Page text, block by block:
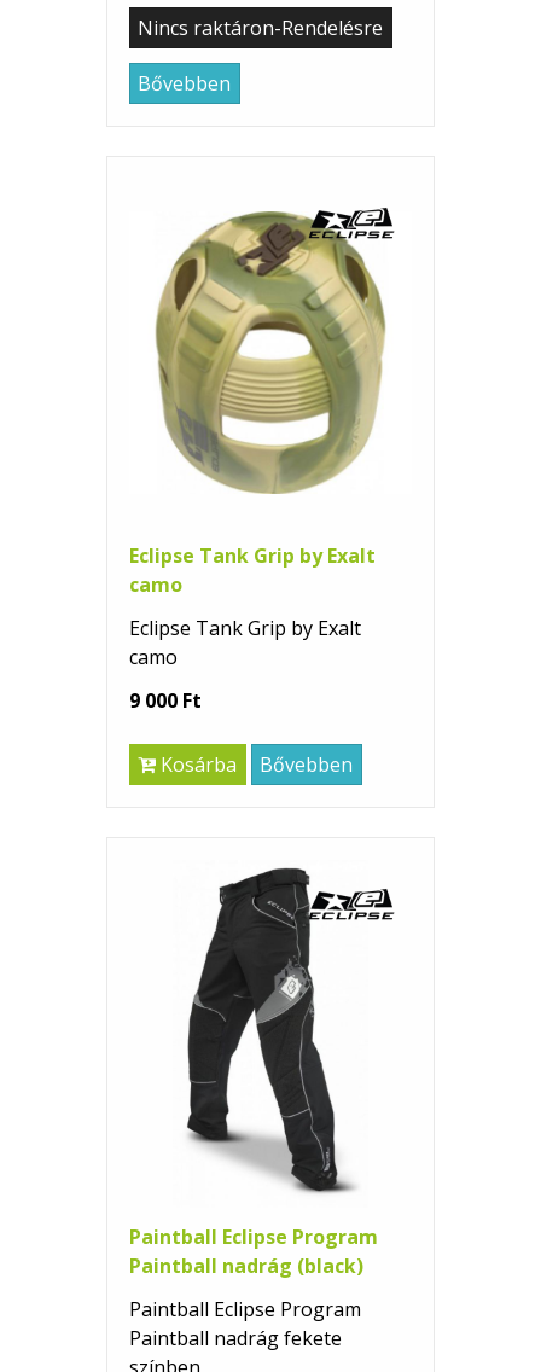
Nincs raktáron-Rendelésre
Bővebben
Eclipse Tank Grip by Exalt
camo
Eclipse Tank Grip by Exalt
camo
9 000 Ft
Kosárba Bővebben
Paintball Eclipse Program
Paintball nadrág (black)
Paintball Eclipse Program
Paintball nadrág fekete